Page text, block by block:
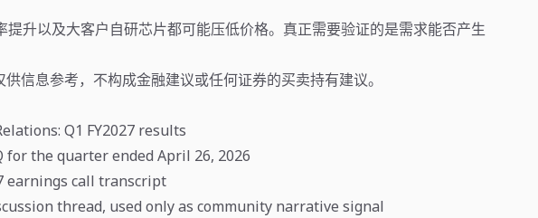
提升以及大客户自研芯片都可能压低价格。真正需要验证的是需求能否产生
供信息参考，不构成金融建议或任何证券的买卖持有建议。
Q1 FY2027 results
for the quarter ended April 26, 2026
earnings call transcript
thread, used only as community narrative signal